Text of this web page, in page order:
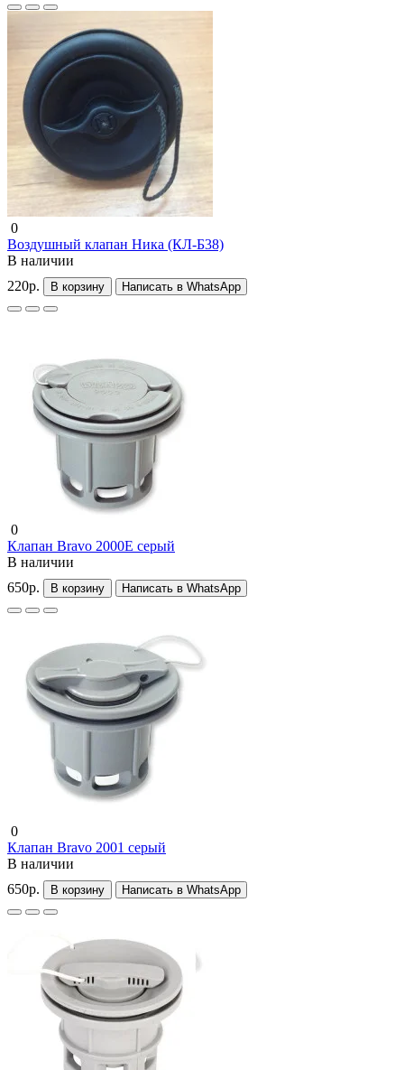
0
Воздушный клапан Ника (КЛ-Б38)
В наличии
220р.
В корзину Написать в WhatsApp
0
Клапан Bravo 2000Е серый
В наличии
650р.
В корзину Написать в WhatsApp
0
Клапан Bravo 2001 серый
В наличии
650р.
В корзину Написать в WhatsApp